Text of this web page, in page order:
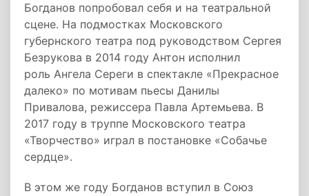
Богданов попробовал себя и на театральной
сцене. На подмостках Московского
губернского театра под руководством Сергея
Безрукова в 2014 году Антон исполнил
роль Ангела Сереги в спектакле «Прекрасное
далеко» по мотивам пьесы Данилы
Привалова, режиссера Павла Артемьева. В
2017 году в труппе Московского театра
«Творчество» играл в постановке «Собачье
сердце».
В этом же году Богданов вступил в Союз